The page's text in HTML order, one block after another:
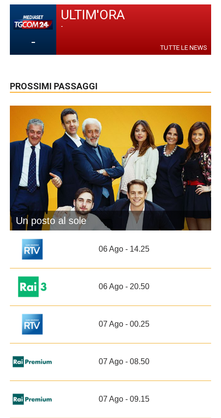
-
ULTIM'ORA
-
TUTTE LE NEWS
PROSSIMI PASSAGGI
Un posto al sole
06 Ago - 14.25
06 Ago - 20.50
07 Ago - 00.25
07 Ago - 08.50
07 Ago - 09.15